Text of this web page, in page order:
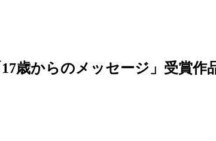
歳からのメッセージ」受賞作